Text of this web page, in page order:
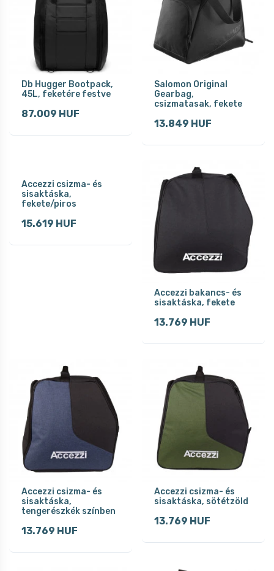
Db Hugger Bootpack,
45L, feketére festve
87.009 HUF
Salomon Original
Gearbag,
csizmatasak, fekete
13.849 HUF
Accezzi csizma- és
sisaktáska,
fekete/piros
15.619 HUF
Accezzi bakancs- és
sisaktáska, fekete
13.769 HUF
Accezzi csizma- és
sisaktáska,
tengerészkék színben
13.769 HUF
Accezzi csizma- és
sisaktáska, sötétzöld
13.769 HUF